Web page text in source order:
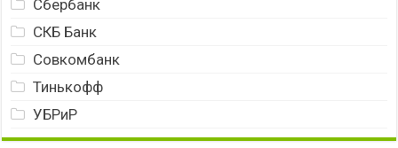
Сбербанк
СКБ Банк
Совкомбанк
Тинькофф
УБРиР